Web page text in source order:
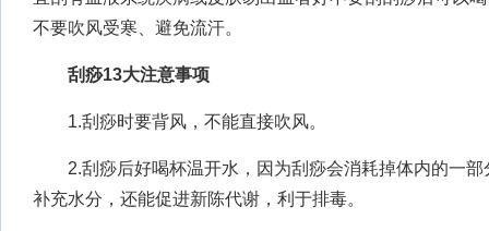
不要吹风受寒、避免流汗。
刮痧13大注意事项
1.刮痧时要背风，不能直接吹风。
2.刮痧后好喝杯温开水，因为刮痧会消耗掉体内的一部
补充水分，还能促进新陈代谢，利于排毒。